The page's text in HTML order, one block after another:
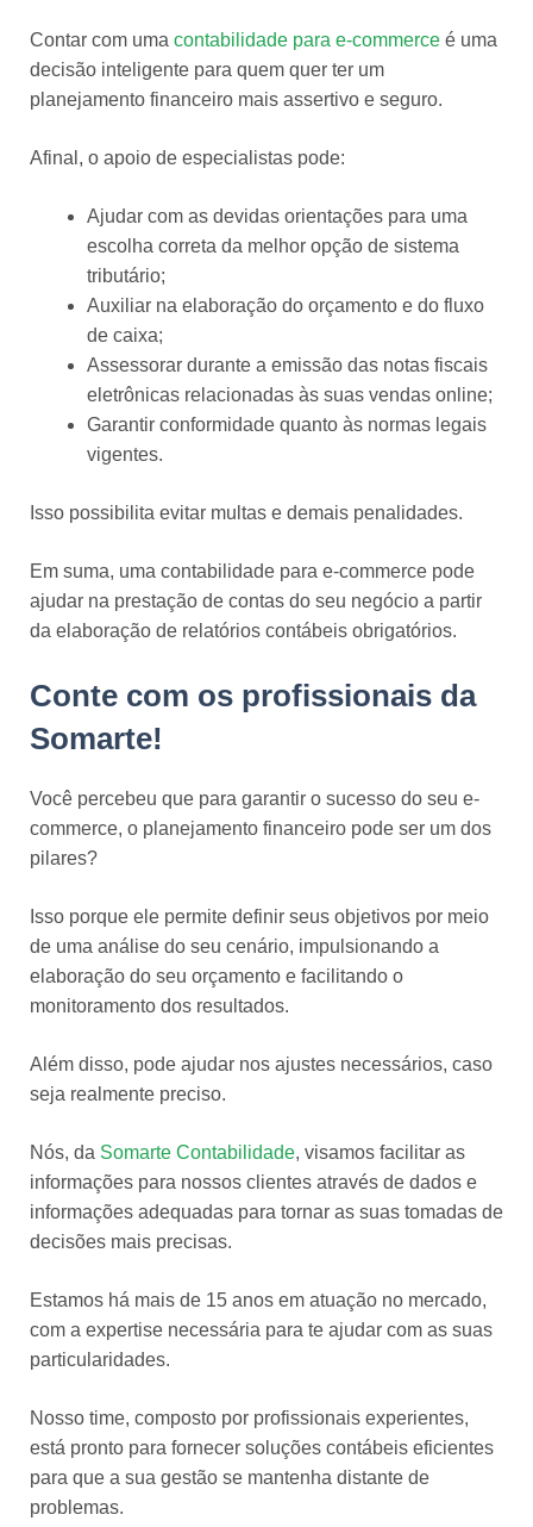
Contar com uma contabilidade para e-commerce é uma
decisão inteligente para quem quer ter um
planejamento financeiro mais assertivo e seguro.
Afinal, o apoio de especialistas pode:
Ajudar com as devidas orientações para uma
escolha correta da melhor opção de sistema
tributário;
Auxiliar na elaboração do orçamento e do fluxo
de caixa;
Assessorar durante a emissão das notas fiscais
eletrônicas relacionadas às suas vendas online;
Garantir conformidade quanto às normas legais
vigentes.
Isso possibilita evitar multas e demais penalidades.
Em suma, uma contabilidade para e-commerce pode
ajudar na prestação de contas do seu negócio a partir
da elaboração de relatórios contábeis obrigatórios.
Conte com os profissionais da
Somarte!
Você percebeu que para garantir o sucesso do seu e-
commerce, o planejamento financeiro pode ser um dos
pilares?
Isso porque ele permite definir seus objetivos por meio
de uma análise do seu cenário, impulsionando a
elaboração do seu orçamento e facilitando o
monitoramento dos resultados.
Além disso, pode ajudar nos ajustes necessários, caso
seja realmente preciso.
Nós, da Somarte Contabilidade, visamos facilitar as
informações para nossos clientes através de dados e
informações adequadas para tornar as suas tomadas de
decisões mais precisas.
Estamos há mais de 15 anos em atuação no mercado,
com a expertise necessária para te ajudar com as suas
particularidades.
Nosso time, composto por profissionais experientes,
está pronto para fornecer soluções contábeis eficientes
para que a sua gestão se mantenha distante de
problemas.